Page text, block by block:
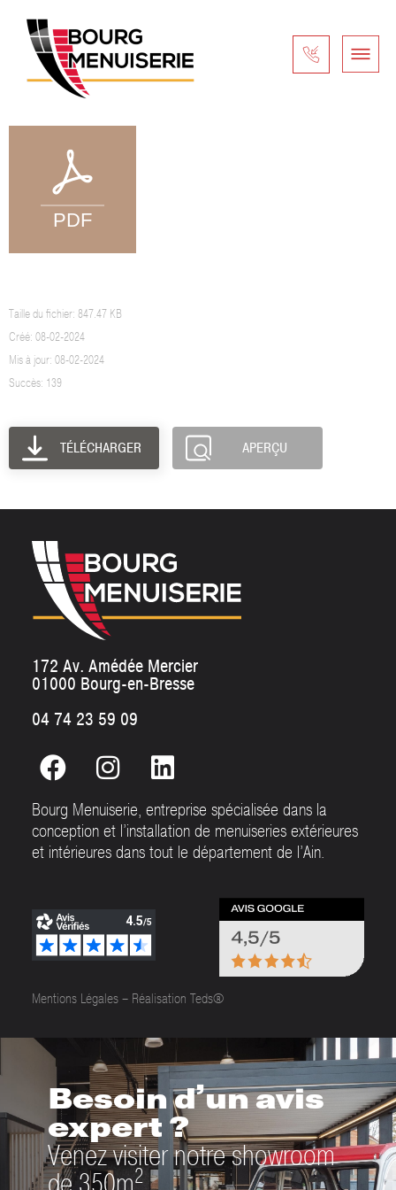
Taille du fichier: 847.47 KB
Créé: 08-02-2024
Mis à jour: 08-02-2024
Succès: 139
TÉLÉCHARGER APERÇU
172 Av. Amédée Mercier
01000 Bourg-en-Bresse
04 74 23 59 09
Bourg Menuiserie, entreprise spécialisée dans la
conception et l’installation de menuiseries extérieures
et intérieures dans tout le département de l’Ain.
Mentions Légales– Réalisation Teds®
Besoin d’un avis
expert ?
Venez visiter notre showroom
2